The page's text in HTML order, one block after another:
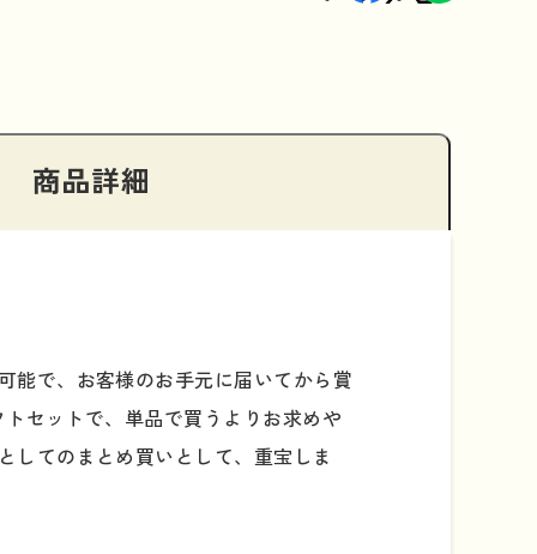
商品詳細
能で、お客様のお手元に届いてから賞
セットで、単品で買うよりお求めや
してのまとめ買いとして、重宝しま